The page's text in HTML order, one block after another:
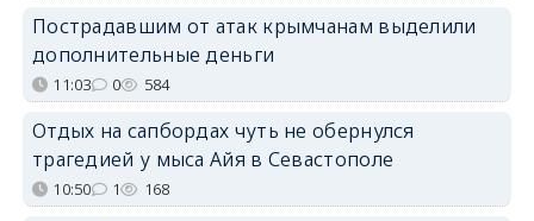
Пострадавшим от атак крымчанам выделили
дополнительные деньги
11:03 0 584
Отдых на сапбордах чуть не обернулся
трагедией у мыса Айя в Севастополе
10:50 1 168